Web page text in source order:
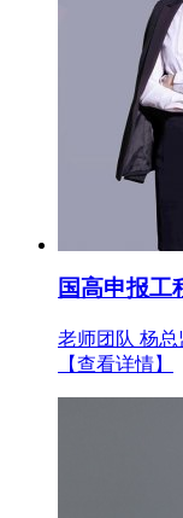
国高申报工
老师团队 杨总
【查看详情】